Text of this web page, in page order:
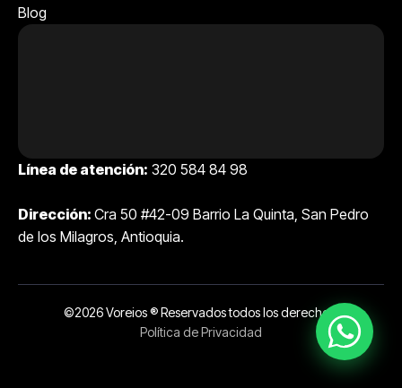
Blog
Línea de atención: 320 584 84 98
Dirección: Cra 50 #42-09 Barrio La Quinta, San Pedro
de los Milagros, Antioquia.
©2026 Voreios ® Reservados todos los derechos.
Política de Privacidad